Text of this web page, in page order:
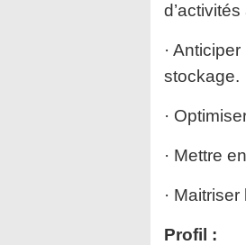
·
stockage.
·
· Mettre
·
Profil :